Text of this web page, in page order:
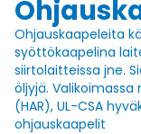
Ohjauskaapeleita
syöttökaapelina
siirtolaitteissa jne.
öljyjä.
(HAR), UL-CSA
ohjauskaapelit